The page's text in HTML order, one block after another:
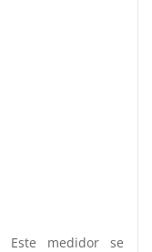
Este medidor se